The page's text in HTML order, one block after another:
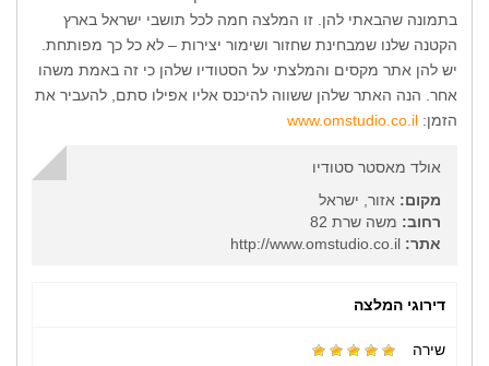
בתמונה שהבאתי להן. זו המלצה חמה לכל תושבי ישראל בארץ
הקטנה שלנו שמבחינת שחזור ושימור יצירות – לא כל כך מפותחת.
יש להן אתר מקסים והמלצתי על הסטודיו שלהן כי זה באמת משהו
אחר. הנה האתר שלהן ששווה להיכנס אליו אפילו סתם, להעביר את
הזמן: www.omstudio.co.il
אולד מאסטר סטודיו
מקום: אזור, ישראל
רחוב: משה שרת 82
אתר:
דירוגי המלצה
שירה